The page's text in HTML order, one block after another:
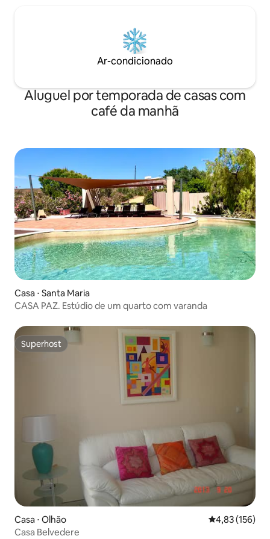
Ar-condicionado
Aluguel por temporada de casas com
café da manhã
Casa ⋅ Santa Maria
CASA PAZ. Estúdio de um quarto com varanda
Superhost
Superhost
Casa ⋅ Olhão 4,83 de uma
4,83 (156)
Casa Belvedere